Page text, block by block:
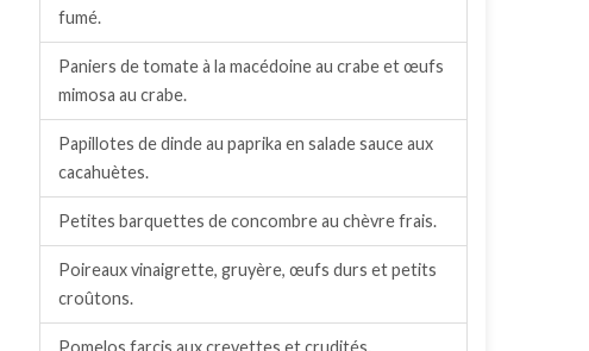
fumé.
Paniers de tomate à la macédoine au crabe et œufs
mimosa au crabe.
Papillotes de dinde au paprika en salade sauce aux
cacahuètes.
Petites barquettes de concombre au chèvre frais.
Poireaux vinaigrette, gruyère, œufs durs et petits
croûtons.
Pomelos farcis aux crevettes et crudités.